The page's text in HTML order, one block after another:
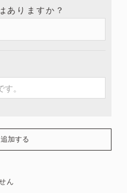
ありますか？
加する
ん